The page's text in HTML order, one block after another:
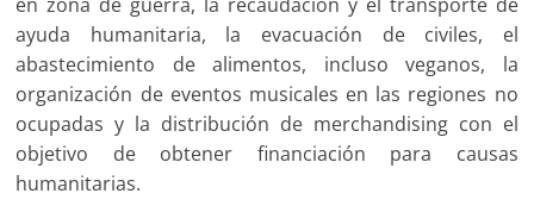
ayuda humanitaria, la evacuación de civiles, el
abastecimiento de alimentos, incluso veganos, la
organización de eventos musicales en las regiones no
ocupadas y la distribución de merchandising con el
objetivo de obtener financiación para causas
humanitarias.